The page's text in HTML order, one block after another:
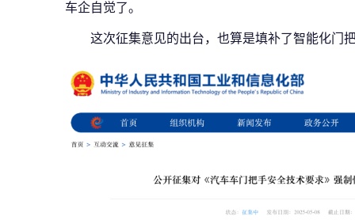
车企自觉了。
这次征集意见的出台，也算是填补了智能化门